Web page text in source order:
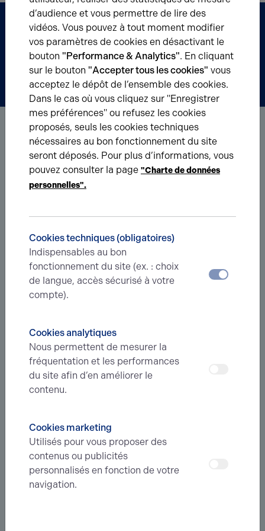
Partenaire
BERRY'S
Acteur incontournable de la gestion
de vos biens
Votre agence dans l'Oise
Parc d’activité du Bois de Plaisance, 454 Avenue de la Mare Gessart,
60280 Venette, France
Achat locaux commerciaux
Le réseau Arthur Loyd
Nos valeurs
Foire aux questions
d’audience et vous permettre de lire des
vidéos. Vous pouvez à tout moment modifier
vos paramètres de cookies en désactivant le
bouton "Performance & Analytics". En cliquant
sur le bouton "Accepter tous les cookies" vous
acceptez le dépôt de l’ensemble des cookies.
Dans le cas où vous cliquez sur "Enregistrer
mes préférences" ou refusez les cookies
proposés, seuls les cookies techniques
nécessaires au bon fonctionnement du site
seront déposés. Pour plus d’informations, vous
pouvez consulter la page "Charte de données
personnelles".
Cookies techniques (obligatoires)
Indispensables au bon
fonctionnement du site (ex. : choix
de langue, accès sécurisé à votre
compte).
Cookies analytiques
Nous permettent de mesurer la
fréquentation et les performances
du site afin d’en améliorer le
contenu.
Cookies marketing
Utilisés pour vous proposer des
contenus ou publicités
personnalisés en fonction de votre
navigation.